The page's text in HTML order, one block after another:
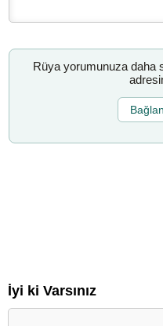
Rüya yorumunuza daha
İyi ki Varsınız